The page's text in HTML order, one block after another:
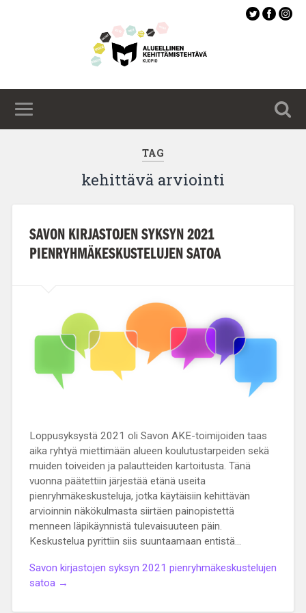
TAG
kehittävä arviointi
SAVON KIRJASTOJEN SYKSYN 2021
PIENRYHMÄKESKUSTELUJEN SATOA
Loppusyksystä 2021 oli Savon AKE-toimijoiden taas
aika ryhtyä miettimään alueen koulutustarpeiden sekä
muiden toiveiden ja palautteiden kartoitusta. Tänä
vuonna päätettiin järjestää etänä useita
pienryhmäkeskusteluja, jotka käytäisiin kehittävän
arvioinnin näkökulmasta siirtäen painopistettä
menneen läpikäynnistä tulevaisuuteen päin.
Keskustelua pyrittiin siis suuntaamaan entistä…
Savon kirjastojen syksyn 2021 pienryhmäkeskustelujen
satoa →